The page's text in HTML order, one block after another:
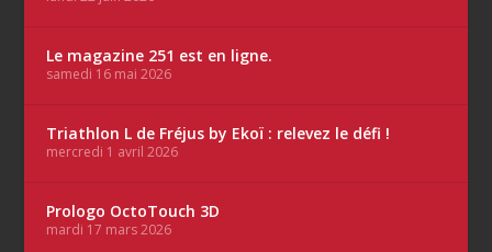
Le magazine 251 est en ligne.
samedi 16 mai 2026
Triathlon L de Fréjus by Ekoï : relevez le défi !
mercredi 1 avril 2026
Prologo OctoTouch 3D
mardi 17 mars 2026